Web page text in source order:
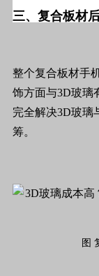
三、复合板材
整个复合板材手
饰方面与3D玻璃
完全解决3D玻璃
筹。
图